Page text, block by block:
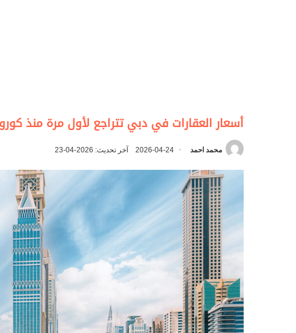
أسعار العقارات في دبي تتراجع لأول مرة منذ
محمد احمد 2026-04-24 آخر تحديث: 2026-04-23